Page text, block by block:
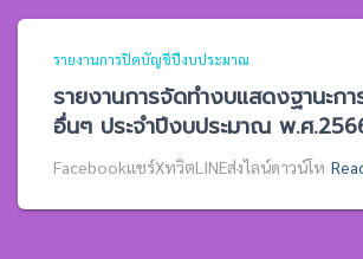
รายงานการปิดบัญชีปีงบประมาณ
รายงานการจัดทำงบแสดงฐานะกา
อื่นๆ ประจำปีงบประมาณ พ.ศ
Facebookแชร์XทวิตLINEส่งไลน์ดาวน์โห